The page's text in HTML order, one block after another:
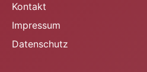
Kontakt
Impressum
Datenschutz